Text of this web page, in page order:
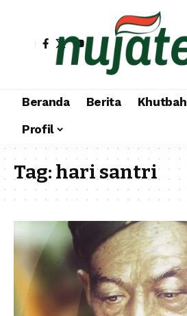
Beranda Berita Khutbah
Profil
Tag:hari santri